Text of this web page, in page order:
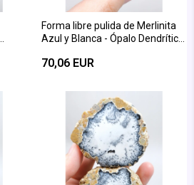
Forma libre pulida de Merlinita
Azul y Blanca - Ópalo Dendrítico
70,06 EUR